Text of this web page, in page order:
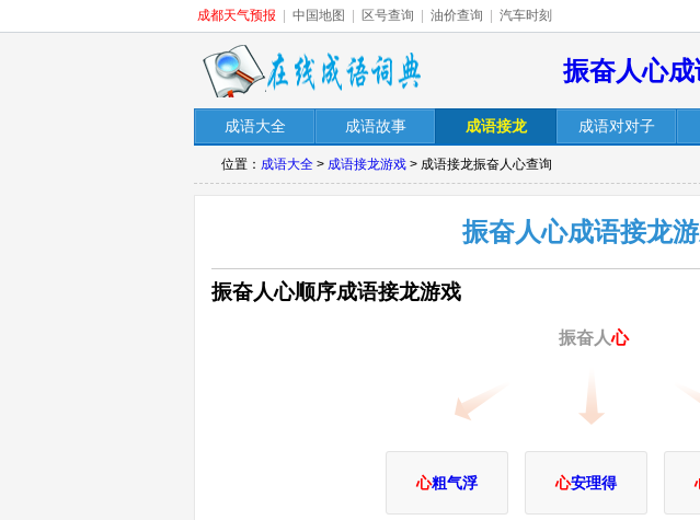
成都天气预报 中国地图 区号查询 油价查询 汽车时刻
振奋人心
成语大全 成语故事 成语接龙 成语对对子
位置： 成语大全 > 成语接龙游戏 > 成语接龙振奋人心查询
振奋人心成语接龙
振奋人心顺序成语接龙游戏
振奋人心
心粗气浮 心安理得